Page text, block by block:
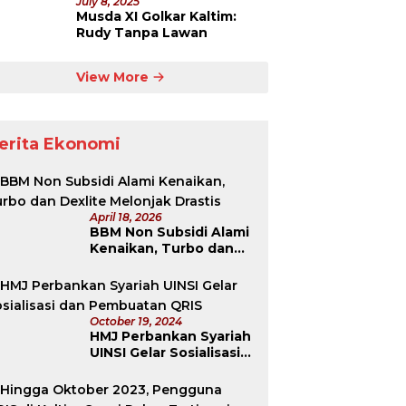
Musda XI Golkar Kaltim:
Rudy Tanpa Lawan
View More
Ekonomi
April 18, 2026
BBM Non Subsidi Alami
Kenaikan, Turbo dan
Drastis
October 19, 2024
HMJ Perbankan Syariah
UINSI Gelar Sosialisasi